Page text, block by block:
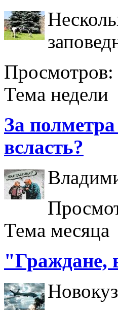
Просмотров:
Тема недели
За
всласть?
Тема месяца
"Граждане,